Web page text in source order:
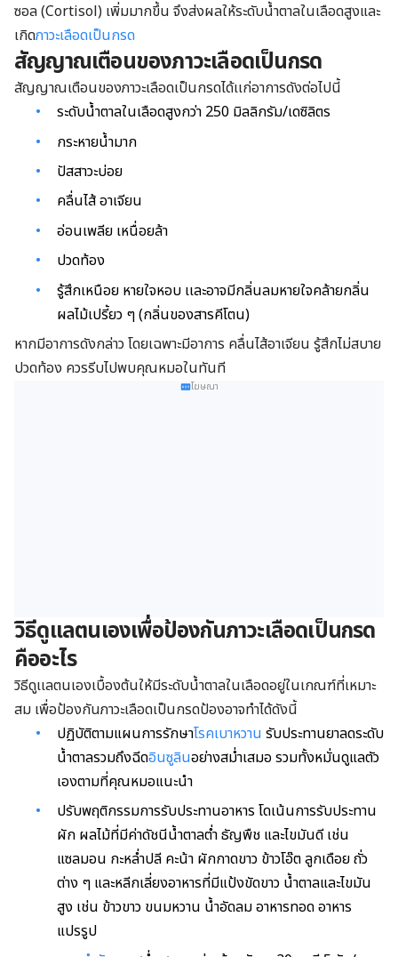
ซอล (Cortisol) เพิ่มมากขึ้น จึงส่งผลให้ระดับน้ำตาลในเลือดสูงและ
เกิดภาวะเลือดเป็นกรด
สัญญาณเตือนของภาวะเลือดเป็นกรด
สัญญาณเตือนของภาวะเลือดเป็นกรดได้เเก่อาการดังต่อไปนี้
ระดับน้ำตาลในเลือดสูงกว่า 250 มิลลิกรัม/เดซิลิตร
กระหายน้ำมาก
ปัสสาวะบ่อย
คลื่นไส้ อาเจียน
อ่อนเพลีย เหนื่อยล้า
ปวดท้อง
รู้สึกเหนือย หายใจหอบ เเละอาจมีกลิ่นลมหายใจคล้ายกลิ่น
ผลไม้เปรี้ยว ๆ (กลิ่นของสารคีโตน)
หากมีอาการดังกล่าว โดยเฉพาะมีอาการ คลื่นไส้อาเจียน รู้สึกไม่สบาย
ปวดท้อง ควรรีบไปพบคุณหมอในทันที
โฆษณา
วิธีดูเเลตนเองเพื่อป้องกันภาวะเลือดเป็นกรด
คืออะไร
วิธีดูเเลตนเองเบื้องต้นให้มีระดับน้ำตาลในเลือดอยู่ในเกณฑ์ที่เหมาะ
สม เพื่อป้องกันภาวะเลือดเป็นกรดป้องอาจทำได้ดังนี้
ปฏิบัติตามแผนการรักษาโรคเบาหวาน รับประทานยาลดระดับ
น้ำตาลรวมถึงฉีดอินซูลินอย่างสม่ำเสมอ รวมทั้งหมั่นดูแลตัว
เองตามที่คุณหมอแนะนำ
ปรับพฤติกรรมการรับประทานอาหาร โดเน้นการรับประทาน
ผัก ผลไม้ที่มีค่าดัชนีน้ำตาลต่ำ ธัญพืช และไขมันดี เช่น
แซลมอน กะหล่ำปลี คะน้า ผักกาดขาว ข้าวโอ๊ต ลูกเดือย ถั่ว
ต่าง ๆ และหลีกเลี่ยงอาหารที่มีแป้งขัดขาว น้ำตาลและไขมัน
สูง เช่น ข้าวขาว ขนมหวาน น้ำอัดลม อาหารทอด อาหาร
แปรรูป